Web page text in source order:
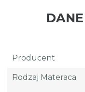
Producent
Rodzaj Materaca